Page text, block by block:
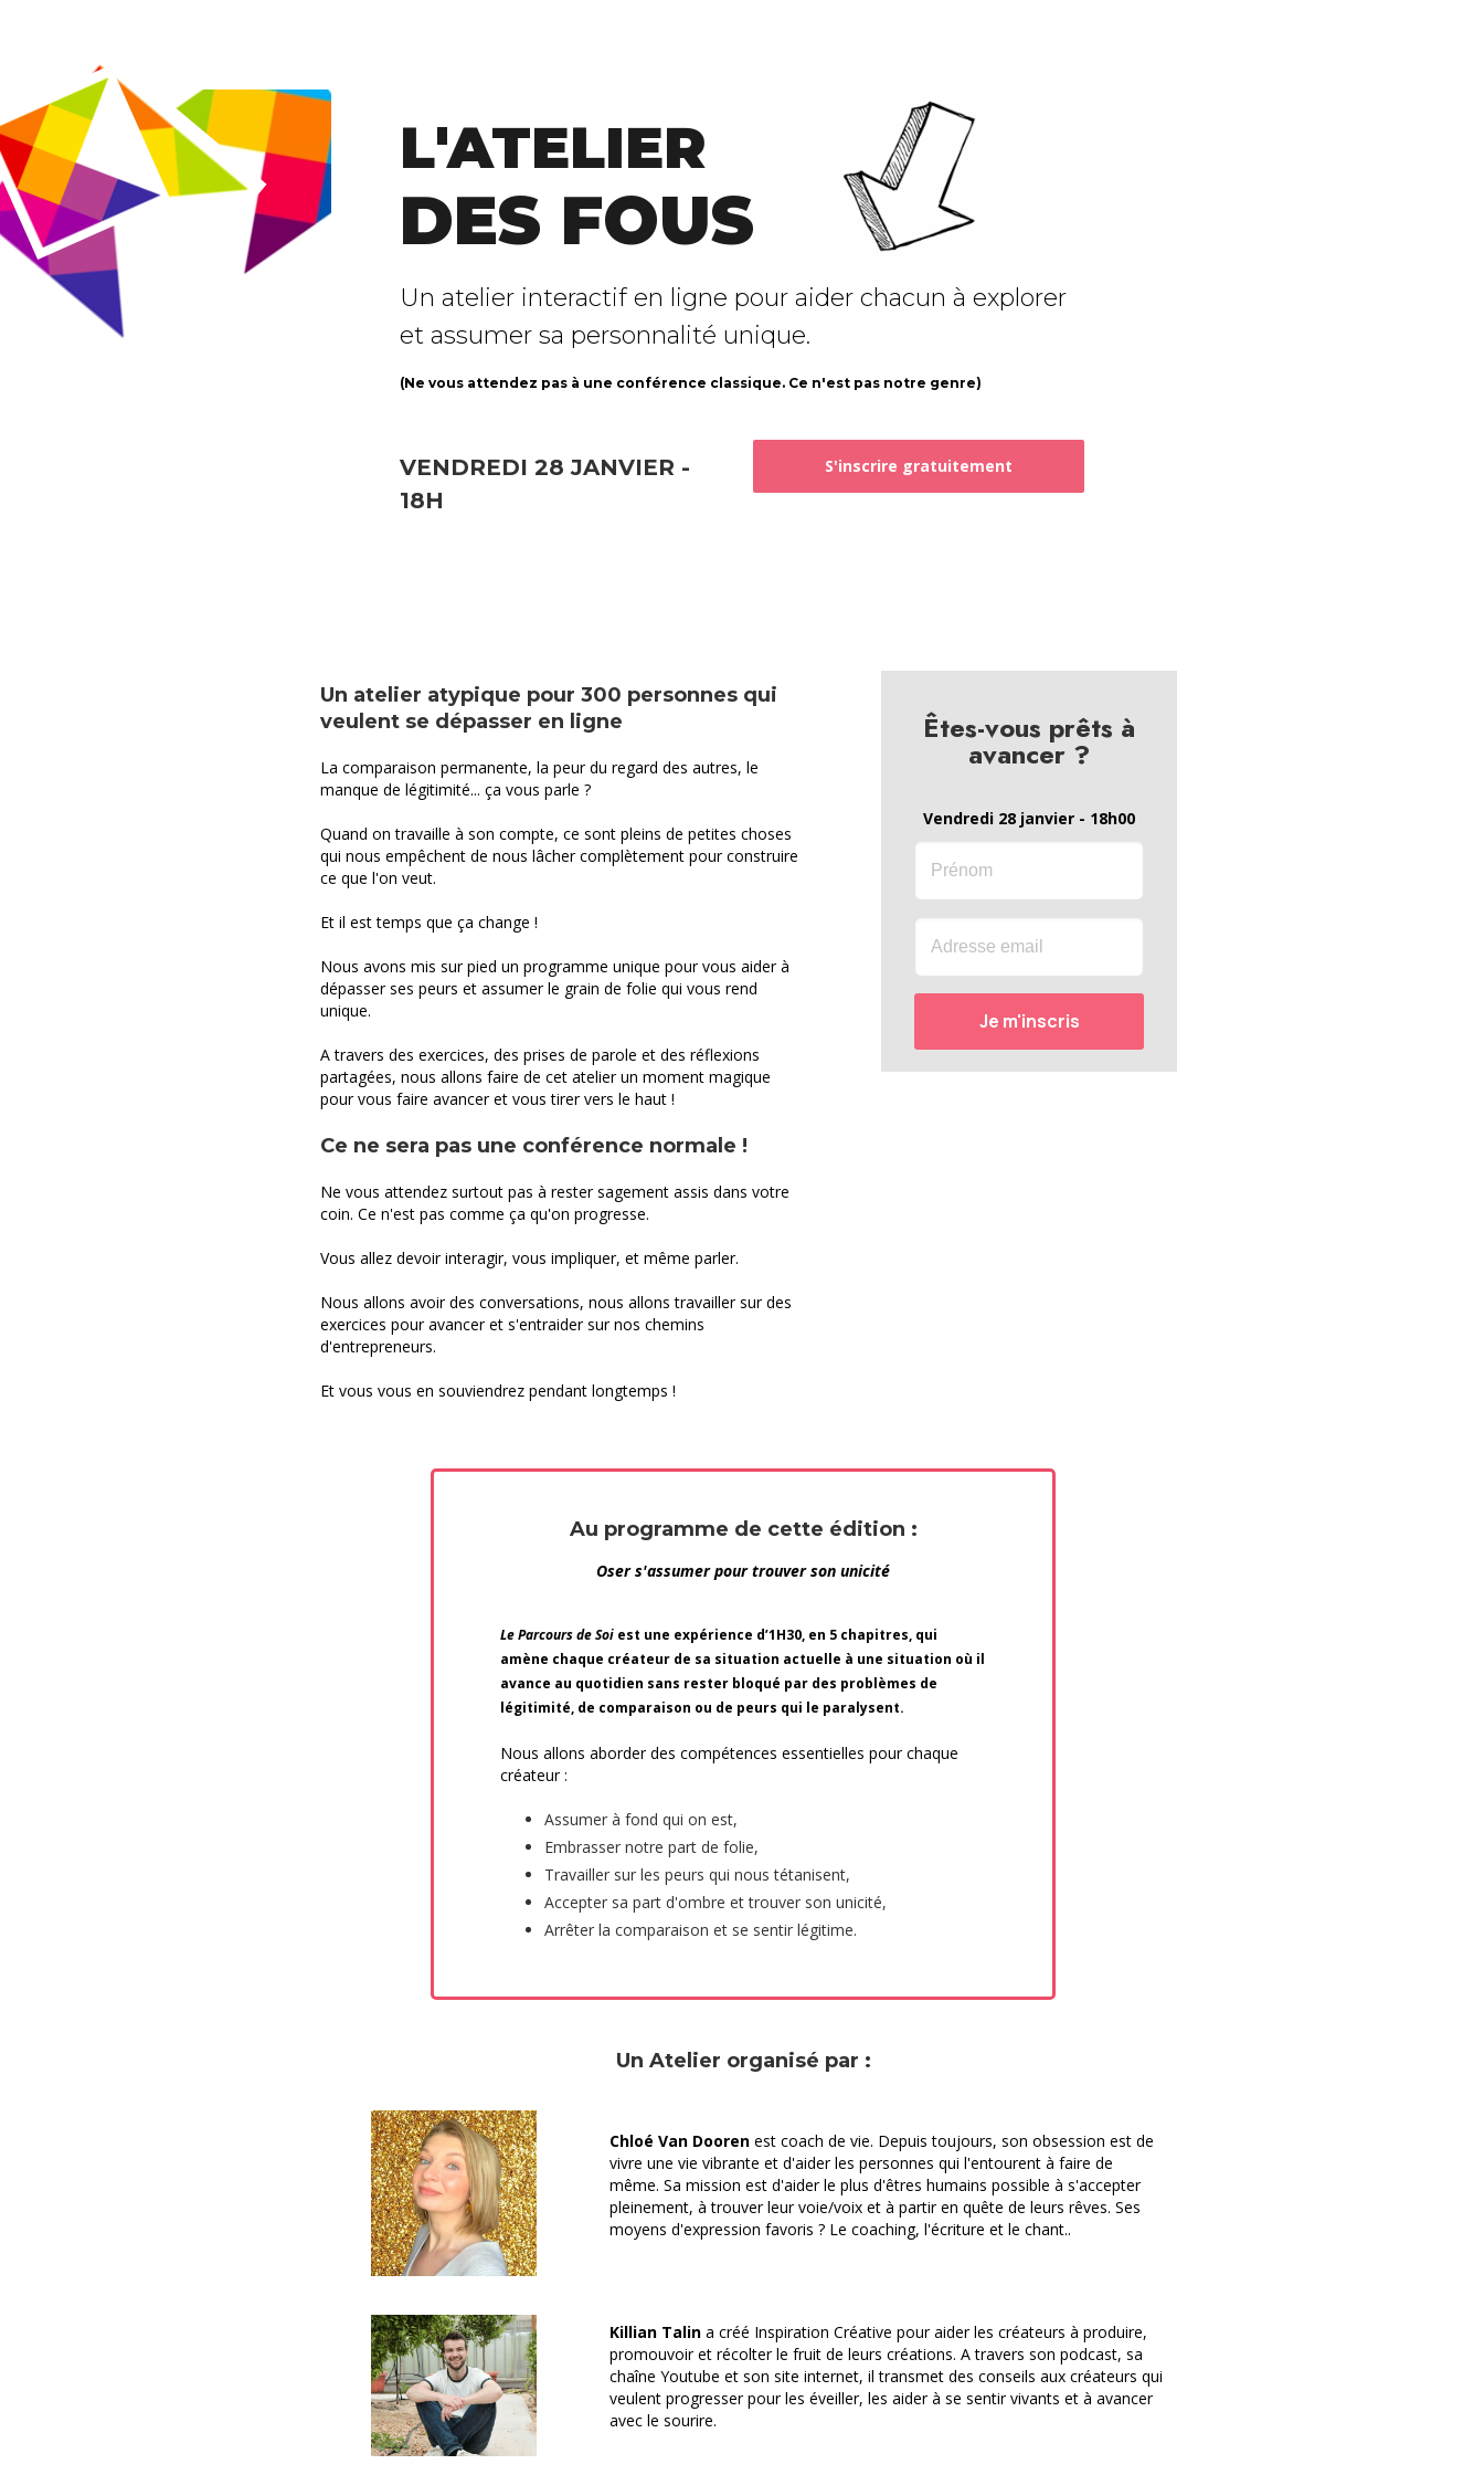
L'ATELIER
DES FOUS
Un atelier interactif en ligne pour aider chacun à explorer
et assumer sa personnalité unique.
(Ne vous attendez pas à une conférence classique. Ce n'est pas notre genre)
VENDREDI 28 JANVIER -
18H
S'inscrire gratuitement
Un atelier atypique pour 300 personnes qui
veulent se dépasser en ligne
La comparaison permanente, la peur du regard des autres, le
manque de légitimité... ça vous parle ?
Quand on travaille à son compte, ce sont pleins de petites choses
qui nous empêchent de nous lâcher complètement pour construire
ce que l'on veut.
Et il est temps que ça change !
Nous avons mis sur pied un programme unique pour vous aider à
dépasser ses peurs et assumer le grain de folie qui vous rend
unique.
A travers des exercices, des prises de parole et des réflexions
partagées, nous allons faire de cet atelier un moment magique
pour vous faire avancer et vous tirer vers le haut !
Ce ne sera pas une conférence normale !
Ne vous attendez surtout pas à rester sagement assis dans votre
coin. Ce n'est pas comme ça qu'on progresse.
Vous allez devoir interagir, vous impliquer, et même parler.
Nous allons avoir des conversations, nous allons travailler sur des
exercices pour avancer et s'entraider sur nos chemins
d'entrepreneurs.
Et vous vous en souviendrez pendant longtemps !
Êtes-vous prêts à
avancer ?
Vendredi 28 janvier - 18h00
Au programme de cette édition :
Oser s'assumer pour trouver son unicité
Le Parcours de Soi est une expérience d’1H30, en 5 chapitres, qui
amène chaque créateur de sa situation actuelle à une situation où il
avance au quotidien sans rester bloqué par des problèmes de
légitimité, de comparaison ou de peurs qui le paralysent.
Nous allons aborder des compétences essentielles pour chaque
créateur :
Assumer à fond qui on est,
Embrasser notre part de folie,
Travailler sur les peurs qui nous tétanisent,
Accepter sa part d'ombre et trouver son unicité,
Arrêter la comparaison et se sentir légitime.
Un Atelier organisé par :
Chloé Van Dooren est coach de vie. Depuis toujours, son obsession est de
vivre une vie vibrante et d'aider les personnes qui l'entourent à faire de
même. Sa mission est d'aider le plus d'êtres humains possible à s'accepter
pleinement, à trouver leur voie/voix et à partir en quête de leurs rêves. Ses
moyens d'expression favoris ? Le coaching, l'écriture et le chant..
Killian Talin a créé Inspiration Créative pour aider les créateurs à produire,
promouvoir et récolter le fruit de leurs créations. A travers son podcast, sa
chaîne Youtube et son site internet, il transmet des conseils aux créateurs qui
veulent progresser pour les éveiller, les aider à se sentir vivants et à avancer
avec le sourire.